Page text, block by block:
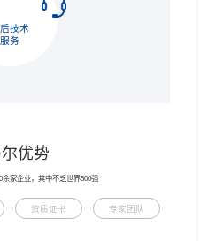
技术
服务
优势
余家企业，其中不乏世界500强
资质证书 专家团队